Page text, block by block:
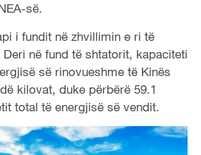
së.
i fundit në zhvillimin e ri të
në fund të shtatorit, kapaciteti
së rinovueshme të Kinës
kilovat, duke përbërë 59.1
total të energjisë së vendit.